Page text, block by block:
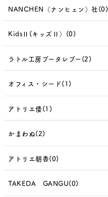
NANCHEN（ナンヒェン）社(0)
KidsⅡ(キッズⅡ）(0)
ラトル工房ブータレブー(2)
オフィス・シード(1)
アトリエ倭(1)
かまわぬ(2)
アトリエ朝香(0)
TAKEDA GANGU(0)